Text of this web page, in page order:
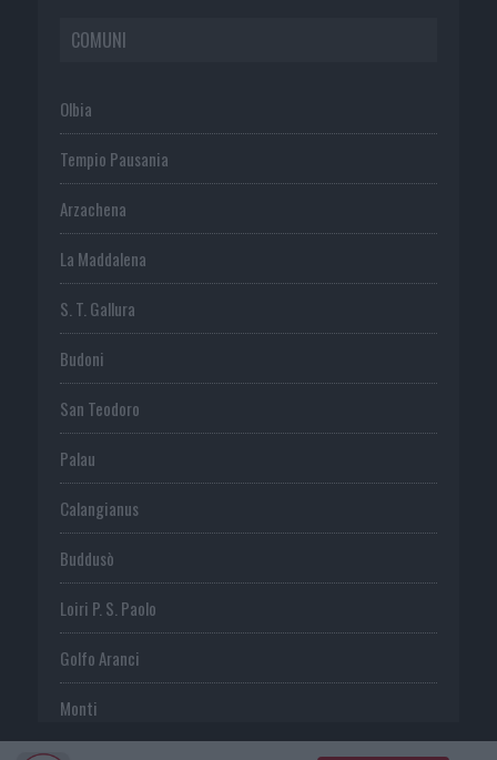
COMUNI
Olbia
Tempio Pausania
Arzachena
La Maddalena
S. T. Gallura
Budoni
San Teodoro
Palau
Calangianus
Buddusò
Loiri P. S. Paolo
Golfo Aranci
Monti